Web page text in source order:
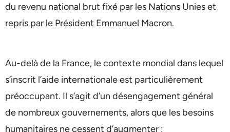
du revenu national brut fixé par les Nations Unies et
repris par le Président Emmanuel Macron.
Au-delà de la France, le contexte mondial dans lequel
s’inscrit l’aide internationale est particulièrement
préoccupant. Il s’agit d’un désengagement général
de nombreux gouvernements, alors que les besoins
humanitaires ne cessent d’augmenter :